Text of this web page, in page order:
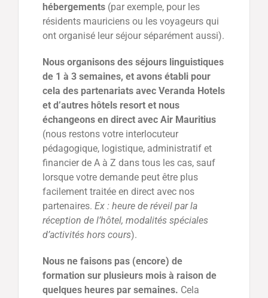
hébergements(par exemple, pour les
résidents mauriciens ou les voyageurs qui
ont organisé leur séjour séparément aussi).
Nous organisons des séjours linguistiques
de 1 à 3 semaines, et avons établi pour
cela des partenariats avec Veranda Hotels
et d’autres hôtels resort et nous
échangeons en direct avec Air Mauritius
(nous restons votre interlocuteur
pédagogique, logistique, administratif et
financier de A à Z dans tous les cas, sauf
lorsque votre demande peut être plus
facilement traitée en direct avec nos
partenaires. Ex : heure de réveil par la
réception de l’hôtel, modalités spéciales
d’activités hors cours).
Nous ne faisons pas (encore) de
formation sur plusieurs mois à raison de
quelques heures par semaines. Cela